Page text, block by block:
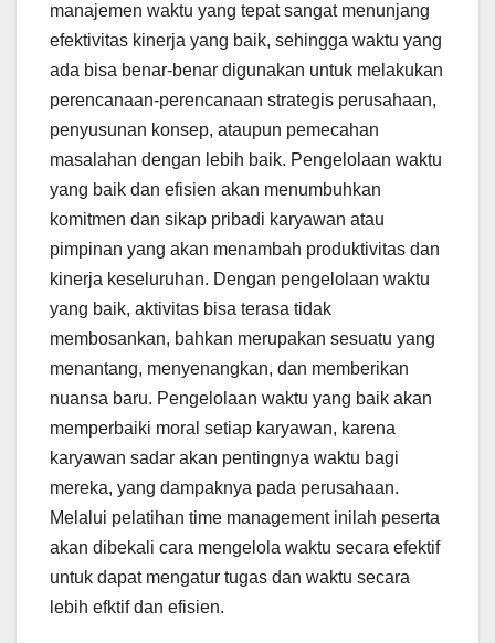
manajemen waktu yang tepat sangat menunjang
efektivitas kinerja yang baik, sehingga waktu yang
ada bisa benar-benar digunakan untuk melakukan
perencanaan-perencanaan strategis perusahaan,
penyusunan konsep, ataupun pemecahan
masalahan dengan lebih baik. Pengelolaan waktu
yang baik dan efisien akan menumbuhkan
komitmen dan sikap pribadi karyawan atau
pimpinan yang akan menambah produktivitas dan
kinerja keseluruhan. Dengan pengelolaan waktu
yang baik, aktivitas bisa terasa tidak
membosankan, bahkan merupakan sesuatu yang
menantang, menyenangkan, dan memberikan
nuansa baru. Pengelolaan waktu yang baik akan
memperbaiki moral setiap karyawan, karena
karyawan sadar akan pentingnya waktu bagi
mereka, yang dampaknya pada perusahaan.
Melalui pelatihan time management inilah peserta
akan dibekali cara mengelola waktu secara efektif
untuk dapat mengatur tugas dan waktu secara
lebih efktif dan efisien.